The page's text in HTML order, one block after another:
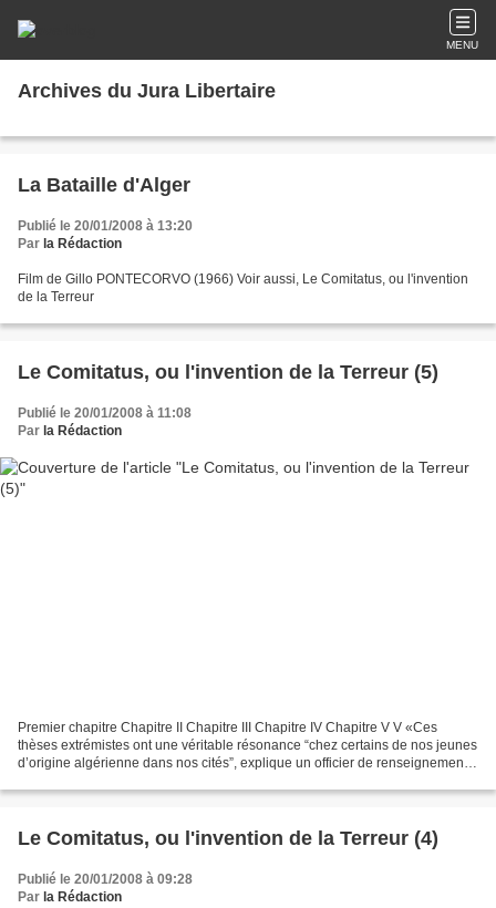
MENU
Archives du Jura Libertaire
La Bataille d'Alger
Publié le 20/01/2008 à 13:20
Par la Rédaction
Film de Gillo PONTECORVO (1966) Voir aussi, Le Comitatus, ou l'invention
de la Terreur
Le Comitatus, ou l'invention de la Terreur (5)
Publié le 20/01/2008 à 11:08
Par la Rédaction
Premier chapitre Chapitre II Chapitre III Chapitre IV Chapitre V V «Ces
thèses extrémistes ont une véritable résonance “chez certains de nos jeunes
d’origine algérienne dans nos cités”, explique un officier de renseignement.
Le Comitatus, ou l'invention de la Terreur (4)
Publié le 20/01/2008 à 09:28
Par la Rédaction